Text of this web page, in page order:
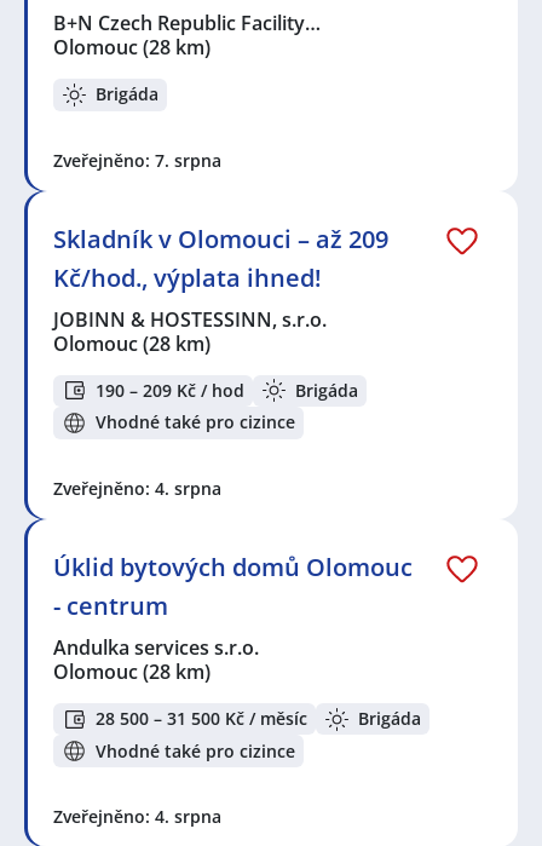
B+N Czech Republic Facility…
Olomouc(28 km)
Brigáda
Zveřejněno: 7. srpna
Skladník v Olomouci – až 209
Kč/hod., výplata ihned!
JOBINN & HOSTESSINN, s.r.o.
Olomouc(28 km)
190 – 209 Kč / hod
Brigáda
Vhodné také pro cizince
Zveřejněno: 4. srpna
Úklid bytových domů Olomouc
- centrum
Andulka services s.r.o.
Olomouc(28 km)
28 500 – 31 500 Kč / měsíc
Brigáda
Vhodné také pro cizince
Zveřejněno: 4. srpna